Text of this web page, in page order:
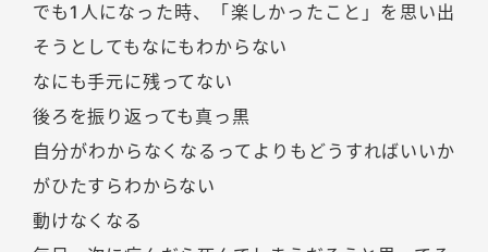
でも1人になった時、「楽しかったこと」を思い出
そうとしてもなにもわからない
なにも手元に残ってない
後ろを振り返っても真っ黒
自分がわからなくなるってよりもどうすればいいか
がひたすらわからない
動けなくなる